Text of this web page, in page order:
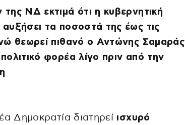
ΝΔ εκτιμά ότι η κυβερνητική
τα ποσοστά της έως τις
θεωρεί πιθανό ο Αντώνης Σαμαράς
φορέα λίγο πριν από την
Δημοκρατία διατηρεί ισχυρό